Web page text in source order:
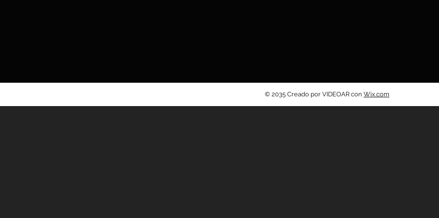
© 2035 Creado por VIDEOAR con Wix.com